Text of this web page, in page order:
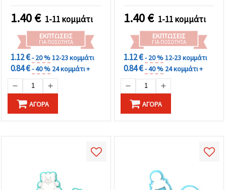
1.40€ 1-11 κομμάτι
ΕΚΠΤΏΣΕΙΣ
ΓΙΑ ΠΟΣΌΤΗΤΑ
1.12 €- 20 %12-23 κομμάτι
0.84 €- 40 % 24 κομμάτι +
ΑΓΟΡΆ
1.40€ 1-11 κομμάτι
ΕΚΠΤΏΣΕΙΣ
ΓΙΑ ΠΟΣΌΤΗΤΑ
1.12 €- 20 %12-23 κομμάτι
0.84 €- 40 % 24 κομμάτι +
ΑΓΟΡΆ